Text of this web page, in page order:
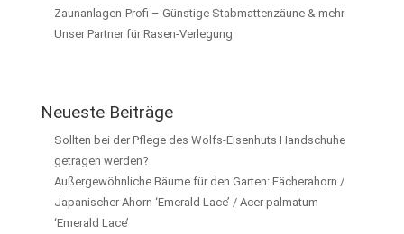
Zaunanlagen-Profi – Günstige Stabmattenzäune & mehr
Unser Partner für Rasen-Verlegung
Neueste Beiträge
Sollten bei der Pflege des Wolfs-Eisenhuts Handschuhe
getragen werden?
Außergewöhnliche Bäume für den Garten: Fächerahorn /
Japanischer Ahorn ‘Emerald Lace’ / Acer palmatum
‘Emerald Lace’